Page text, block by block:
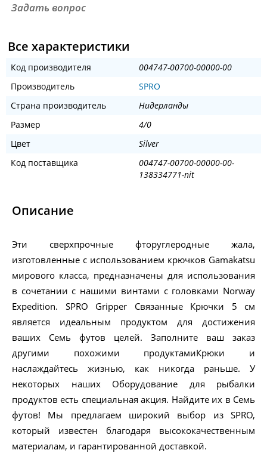
Задать вопрос
Все характеристики
Код производителя
004747-00700-00000-00
Производитель
SPRO
Страна производитель
Нидерланды
Размер
4/0
Цвет
Silver
Код поставщика
004747-00700-00000-00-
138334771-nit
Описание
Эти сверхпрочные фторуглеродные жала,
изготовленные с использованием крючков Gamakatsu
мирового класса, предназначены для использования
в сочетании с нашими винтами с головками Norway
Expedition. SPRO Gripper Связанные Крючки 5 см
является идеальным продуктом для достижения
ваших Семь футов целей. Заполните ваш заказ
другими похожими продуктамиКрюки и
наслаждайтесь жизнью, как никогда раньше. У
некоторых наших Оборудование для рыбалки
продуктов есть специальная акция. Найдите их в Семь
футов! Мы предлагаем широкий выбор из SPRO,
который известен благодаря высококачественным
материалам, и гарантированной доставкой.